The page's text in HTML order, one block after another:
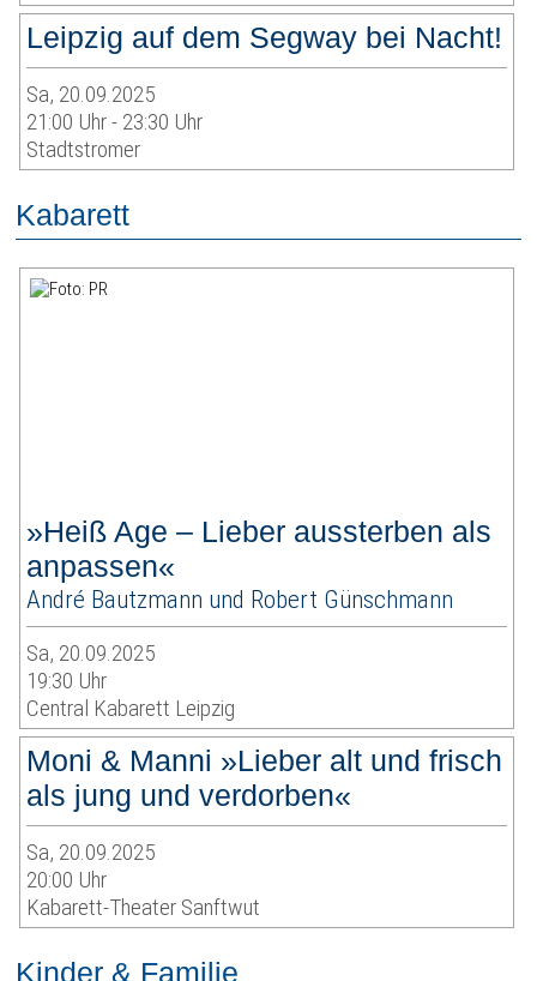
Leipzig auf dem Segway bei Nacht!
Sa, 20.09.2025
21:00 Uhr - 23:30 Uhr
Stadtstromer
Kabarett
»Heiß Age – Lieber aussterben als
anpassen«
André Bautzmann und Robert Günschmann
Sa, 20.09.2025
19:30 Uhr
Central Kabarett Leipzig
Moni & Manni »Lieber alt und frisch
als jung und verdorben«
Sa, 20.09.2025
20:00 Uhr
Kabarett-Theater Sanftwut
Kinder & Familie